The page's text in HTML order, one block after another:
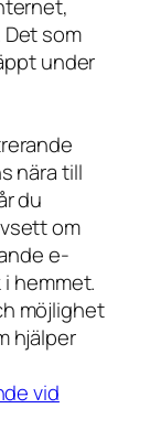
som
under
nära till
du
om
e-
hemmet.
möjlighet
hjälper
vid